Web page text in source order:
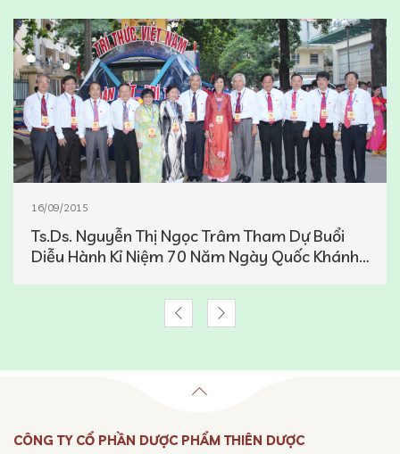
16/09/2015
Ts.Ds. Nguyễn Thị Ngọc Trâm Tham Dự Buổi
Diễu Hành Kỉ Niệm 70 Năm Ngày Quốc Khánh
CÔNG TY CỔ PHẦN DƯỢC PHẨM THIÊN DƯỢC